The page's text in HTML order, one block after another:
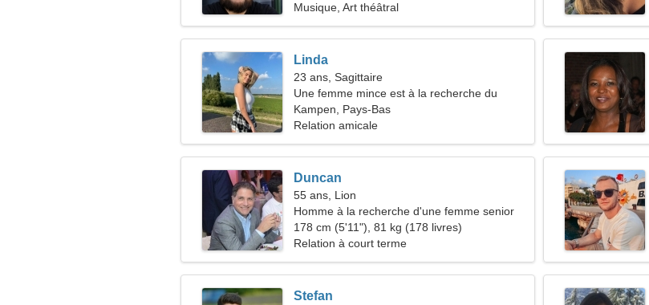
Musique, Art théâtral
Linda
23 ans, Sagittaire
Une femme mince est à la recherche du
véritable amour
Kampen, Pays-Bas
Relation amicale
Duncan
55 ans, Lion
Homme à la recherche d'une femme senior
48-52
178 cm (5'11"), 81 kg (178 livres)
Relation à court terme
Stefan